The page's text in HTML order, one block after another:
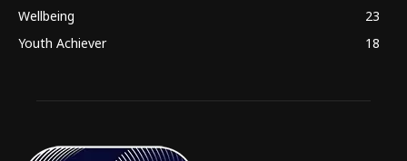
Wellbeing
23
Youth Achiever
18